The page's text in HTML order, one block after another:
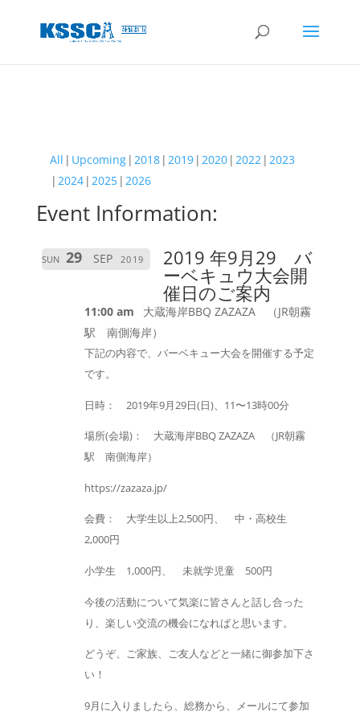
All Upcoming 2018 2019 2020 2022 2023
2024 2025 2026
Event Information:
SUN 29 SEP 2019 2019 年9月29 バ
ーベキュウ大会開
催日のご案内
11:00 am
大蔵海岸BBQ ZAZAZA （JR朝霧
駅 南側海岸）
下記の内容で、バーベキュー大会を開催する予定
です。
日時： 2019年9月29日(日)、11〜13時00分
場所(会場)： 大蔵海岸BBQ ZAZAZA （JR朝霧
駅 南側海岸）
https://zazaza.jp/
会費： 大学生以上2,500円、 中・高校生
2,000円
小学生 1,000円、 未就学児童 500円
今後の活動について気楽に皆さんと話し合った
り、楽しい交流の機会になればと思います。
どうぞ、ご家族、ご友人などと一緒に御参加下さ
い！
9月に入りましたら、総務から、メールにて参加